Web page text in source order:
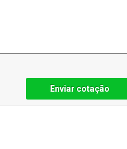
Enviar cotação